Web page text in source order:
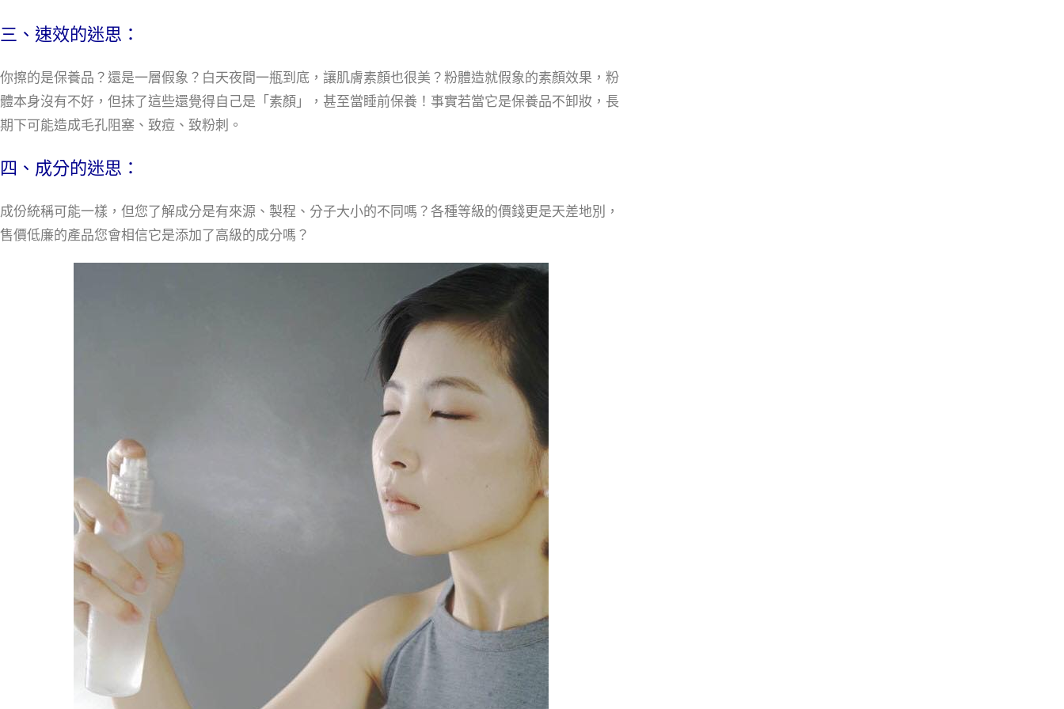
三、速效的迷思：
你擦的是保養品？還是一層假象？白天夜間一瓶到底，讓肌膚素顏也很美？粉體造就假象的素顏效果，粉
體本身沒有不好，但抹了這些還覺得自己是「素顏」，甚至當睡前保養！事實若當它是保養品不卸妝，長
期下可能造成毛孔阻塞、致痘、致粉刺。
四、成分的迷思：
成份統稱可能一樣，但您了解成分是有來源、製程、分子大小的不同嗎？各種等級的價錢更是天差地別，
售價低廉的產品您會相信它是添加了高級的成分嗎？